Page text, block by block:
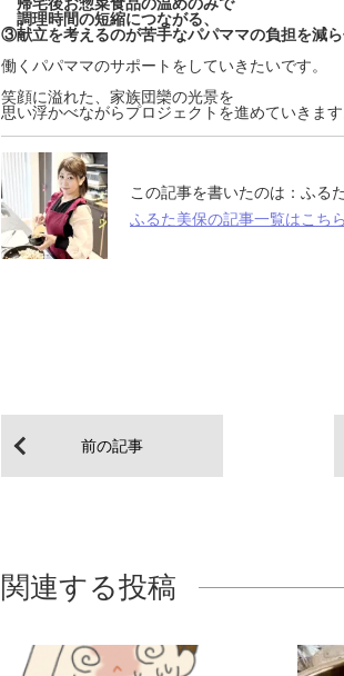
調理時間の短縮につながる、
③献立を考えるのが苦手なパパママの負担を減ら
働くパパママのサポートをしていきたいです。
笑顔に溢れた、家族団欒の光景を
思い浮かべながらプロジェクトを進めていきます
この記事を書いたのは： ふる
ふるた美保の記事一覧はこちら
前の記事
関連する投稿